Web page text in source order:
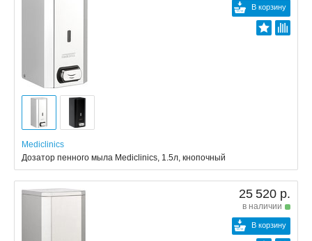
В корзину
Mediclinics
Дозатор пенного мыла Mediclinics, 1.5л, кнопочный
25 520 р.
в наличии
В корзину